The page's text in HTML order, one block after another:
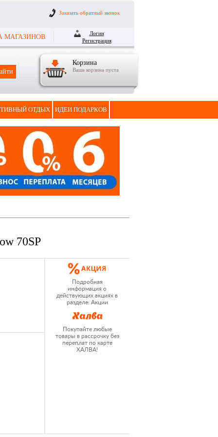
Заказать обратный звонок
МАГАЗИНОВ
Логин
Регистрация
Корзина
Ваша корзина пуста
ОТДЫХ ИДЕИ ПОДАРКОВ
70SP
Подробная
информация о
действующих акциях в
разделе: Акции
Покупайте любые
товары в рассрочку без
переплат по карте
ХАЛВА!